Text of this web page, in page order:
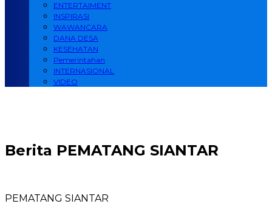
ENTERTAIMENT
INSPIRASI
WAWANCARA
DANA DESA
KESEHATAN
Pemerintahan
INTERNASIONAL
VIDEO
Berita PEMATANG SIANTAR
PEMATANG SIANTAR